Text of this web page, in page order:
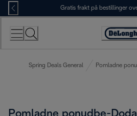
Skip
to
Content
Gratis frakt på bestillinger
Spring Deals General Pomladne
Pomladne ponudbe-